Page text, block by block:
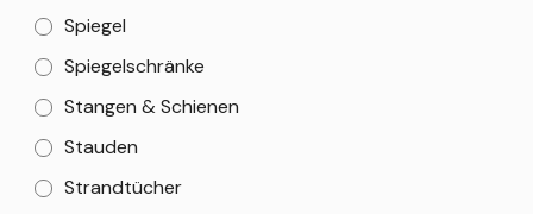
Spiegel
Spiegelschränke
Stangen & Schienen
Stauden
Strandtücher